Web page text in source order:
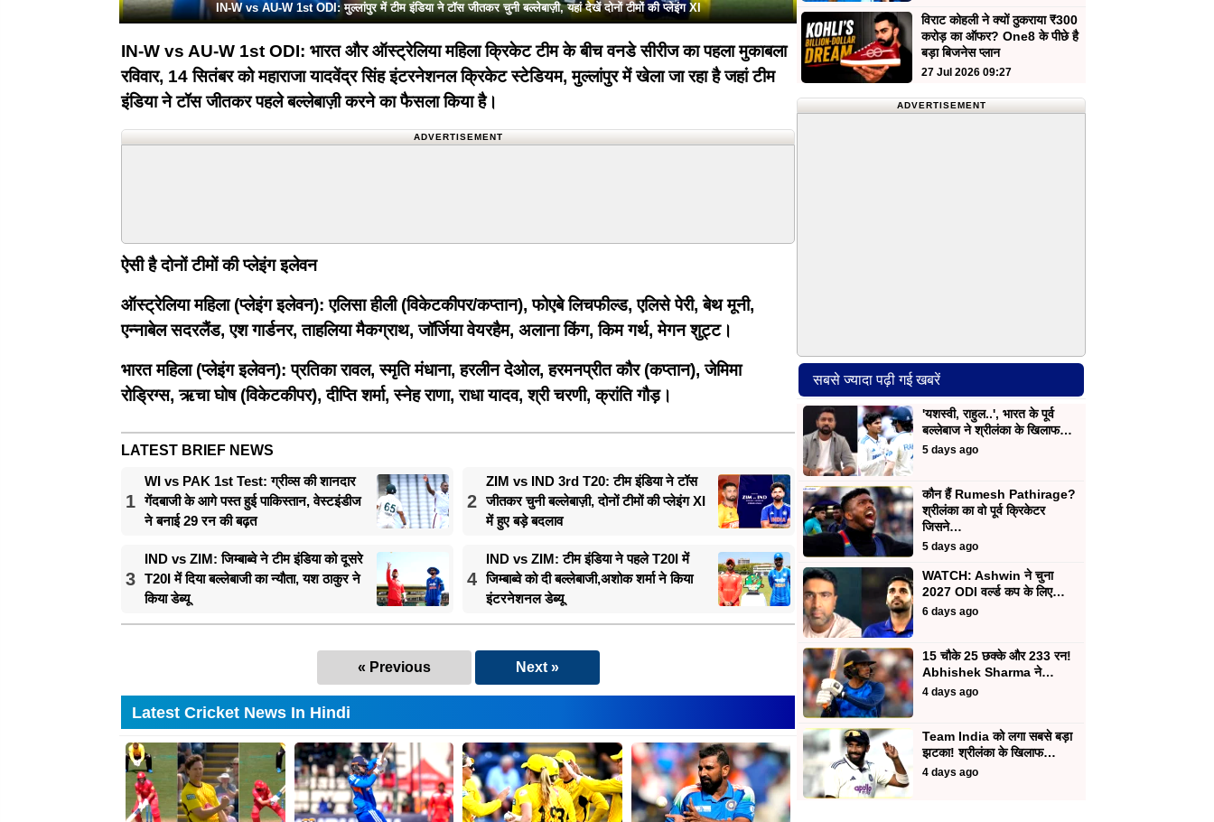
IN-W vs AU-W 1st ODI: मुल्लांपुर में टीम इंडिया ने टॉस जीतकर चुनी बल्लेबाज़ी, यहां देखें दोनों टीमों की प्लेइंग XI
IN-W vs AU-W 1st ODI: भारत और ऑस्ट्रेलिया महिला क्रिकेट टीम के बीच वनडे सीरीज का पहला मुकाबला
रविवार, 14 सितंबर को महाराजा यादवेंद्र सिंह इंटरनेशनल क्रिकेट स्टेडियम, मुल्लांपुर में खेला जा रहा है जहां टीम
इंडिया ने टॉस जीतकर पहले बल्लेबाज़ी करने का फैसला किया है।
ADVERTISEMENT
ऐसी है दोनों टीमों की प्लेइंग इलेवन
ऑस्ट्रेलिया महिला (प्लेइंग इलेवन): एलिसा हीली (विकेटकीपर/कप्तान), फोएबे लिचफील्ड, एलिसे पेरी, बेथ मूनी,
एन्नाबेल सदरलैंड, एश गार्डनर, ताहलिया मैकग्राथ, जॉर्जिया वेयरहैम, अलाना किंग, किम गर्थ, मेगन शुट्ट।
भारत महिला (प्लेइंग इलेवन):प्रतिका रावल, स्मृति मंधाना, हरलीन देओल, हरमनप्रीत कौर (कप्तान), जेमिमा
रोड्रिग्स, ऋचा घोष (विकेटकीपर), दीप्ति शर्मा, स्नेह राणा, राधा यादव, श्री चरणी, क्रांति गौड़।
LATEST BRIEF NEWS
1
WI vs PAK 1st Test: ग्रीव्स की शानदार
गेंदबाजी के आगे पस्त हुई पाकिस्तान, वेस्टइंडीज
ने बनाई 29 रन की बढ़त
2
ZIM vs IND 3rd T20: टीम इंडिया ने टॉस
जीतकर चुनी बल्लेबाज़ी, दोनों टीमों की प्लेइंग XI
में हुए बड़े बदलाव
3
IND vs ZIM: जिम्बाब्वे ने टीम इंडिया को दूसरे
T20I में दिया बल्लेबाजी का न्यौता, यश ठाकुर ने
किया डेब्यू
4
IND vs ZIM: टीम इंडिया ने पहले T20I में
जिम्बाब्वे को दी बल्लेबाजी,अशोक शर्मा ने किया
इंटरनेशनल डेब्यू
« Previous Next »
Latest Cricket News In Hindi
विराट कोहली ने क्यों ठुकराया ₹300
करोड़ का ऑफर? One8 के पीछे है
बड़ा बिजनेस प्लान
27 Jul 2026 09:27
ADVERTISEMENT
सबसे ज्यादा पढ़ी गई खबरें
'यशस्वी, राहुल..', भारत के पूर्व
बल्लेबाज ने श्रीलंका के खिलाफ…
5 days ago
कौन हैं Rumesh Pathirage?
श्रीलंका का वो पूर्व क्रिकेटर
जिसने…
5 days ago
WATCH: Ashwin ने चुना
2027 ODI वर्ल्ड कप के लिए…
6 days ago
15 चौके 25 छक्के और 233 रन!
Abhishek Sharma ने…
4 days ago
Team India को लगा सबसे बड़ा
झटका! श्रीलंका के खिलाफ…
4 days ago